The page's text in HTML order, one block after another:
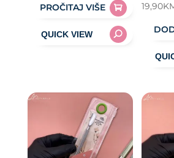
PROČITAJ VIŠE 19,90